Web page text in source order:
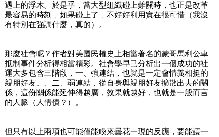
遇上的浮木。於是乎，當大型組織碰上難關時，也正是改革
最容易的時刻，如果碰上了，不好好利用實在很可惜（我沒
有特別在強調什麼，真的）。
那麼社會呢？作者對美國民權史上相當著名的蒙哥馬利公車
抵制事件分析得相當精彩。社會學早已分析出一個成功的社
運大多包含三階段，一、強連結，也就是一定會情義相挺的
親朋好友。、二、弱連結，從自身與親朋好友擴散出去的關
係，這份關係能延伸得越廣，效果就越好，也就是一般而言
的人脈（人情債？）。
但只有以上兩項也可能僅能喚來曇花一現的反應，要能讓一